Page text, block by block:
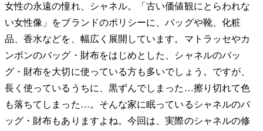
女性の永遠の憧れ、シャネル。「古い価値観にとらわれな
い女性像」をブランドのポリシーに、バッグや靴、化粧
品、香水などを、幅広く展開しています。マトラッセやカ
ンボンのバッグ・財布をはじめとした、シャネルのバッ
グ・財布を大切に使っている方も多いでしょう。ですが、
長く使っているうちに、黒ずんでしまった…擦り切れて色
も落ちてしまった…。そんな家に眠っているシャネルのバ
ッグ・財布もありますよね。今回は、実際のシャネルの修